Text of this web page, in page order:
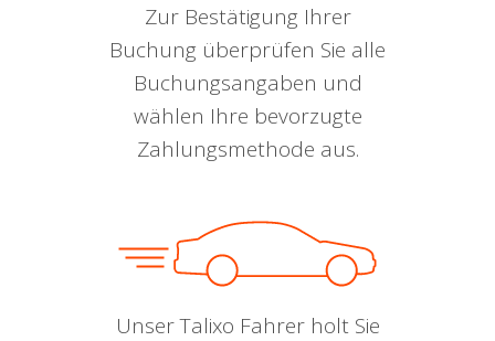
Zur Bestätigung Ihrer
Buchung überprüfen Sie alle
Buchungsangaben und
wählen Ihre bevorzugte
Zahlungsmethode aus.
Unser Talixo Fahrer holt Sie